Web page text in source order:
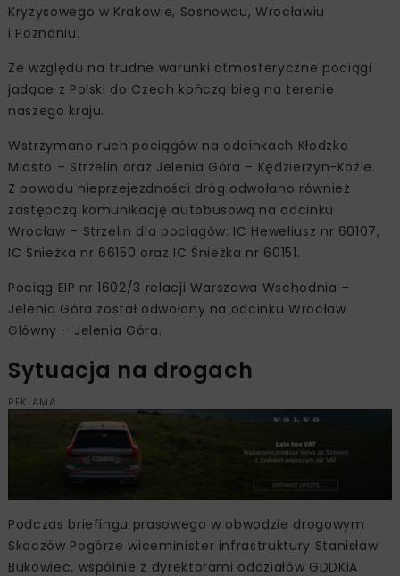
Kryzysowego w Krakowie, Sosnowcu, Wrocławiu
i Poznaniu.
Ze względu na trudne warunki atmosferyczne pociągi
jadące z Polski do Czech kończą bieg na terenie
naszego kraju.
Wstrzymano ruch pociągów na odcinkach Kłodzko
Miasto – Strzelin oraz Jelenia Góra – Kędzierzyn-Koźle.
Z powodu nieprzejezdności dróg odwołano również
zastępczą komunikację autobusową na odcinku
Wrocław – Strzelin dla pociągów: IC Heweliusz nr 60107,
IC Śnieżka nr 66150 oraz IC Śnieżka nr 60151.
Pociąg EIP nr 1602/3 relacji Warszawa Wschodnia –
Jelenia Góra został odwołany na odcinku Wrocław
Główny – Jelenia Góra.
Sytuacja na drogach
REKLAMA
Podczas briefingu prasowego w obwodzie drogowym
Skoczów Pogórze wiceminister infrastruktury Stanisław
Bukowiec, wspólnie z dyrektorami oddziałów GDDKiA